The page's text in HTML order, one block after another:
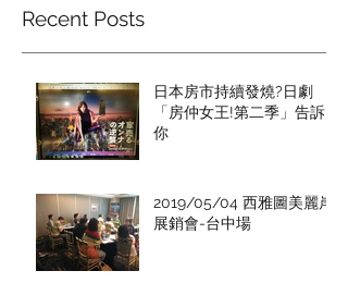
Recent Posts
日本房市持續發燒?日劇
「房仲女王!第二季」告訴
你
2019/05/04 西雅圖美麗岸
展銷會-台中場